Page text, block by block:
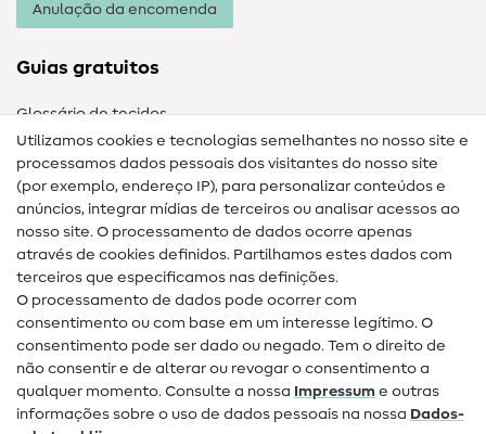
Anulação da encomenda
Guias gratuitos
Glossário de tecidos
Guias de costura
Ajuda e contacto
Contacto
Mudança de proprietário
Perguntas frequentes (FAQ)
Direito de cancelamento
Utilizamos cookies e tecnologias semelhantes no nosso site e
processamos dados pessoais dos visitantes do nosso site
(por exemplo, endereço IP), para personalizar conteúdos e
anúncios, integrar mídias de terceiros ou analisar acessos ao
nosso site. O processamento de dados ocorre apenas
através de cookies definidos. Partilhamos estes dados com
terceiros que especificamos nas definições.
O processamento de dados pode ocorrer com
consentimento ou com base em um interesse legítimo. O
consentimento pode ser dado ou negado. Tem o direito de
não consentir e de alterar ou revogar o consentimento a
qualquer momento. Consulte a nossa Impressum e outras
informações sobre o uso de dados pessoais na nossa Dados­